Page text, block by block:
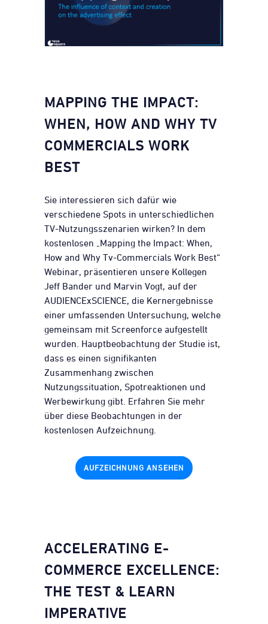
MAPPING THE IMPACT:
WHEN, HOW AND WHY TV
COMMERCIALS WORK
BEST
Sie interessieren sich dafür wie
verschiedene Spots in unterschiedlichen
TV-Nutzungsszenarien wirken? In dem
kostenlosen „Mapping the Impact: When,
How and Why Tv-Commercials Work Best“
Webinar, präsentieren unsere Kollegen
Jeff Bander und Marvin Vogt, auf der
AUDIENCExSCIENCE, die Kernergebnisse
einer umfassenden Untersuchung, welche
gemeinsam mit Screenforce aufgestellt
wurden. Hauptbeobachtung der Studie ist,
dass es einen signifikanten
Zusammenhang zwischen
Nutzungssituation, Spotreaktionen und
Werbewirkung gibt. Erfahren Sie mehr
über diese Beobachtungen in der
kostenlosen Aufzeichnung.
AUFZEICHNUNG ANSEHEN
ACCELERATING E-
COMMERCE EXCELLENCE:
THE TEST & LEARN
IMPERATIVE